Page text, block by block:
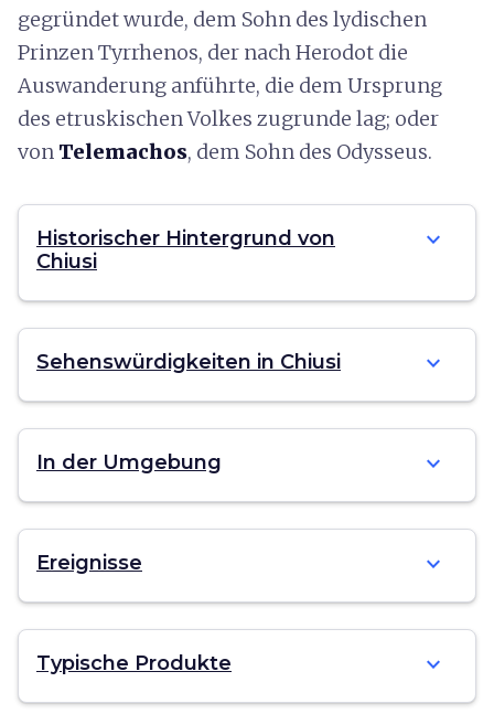
gegründet wurde, dem Sohn des lydischen
Prinzen Tyrrhenos, der nach Herodot die
Auswanderung anführte, die dem Ursprung
des etruskischen Volkes zugrunde lag; oder
von Telemachos, dem Sohn des Odysseus.
Historischer Hintergrund von
Chiusi
expand_more
Sehenswürdigkeiten in Chiusi expand_more
In der Umgebung expand_more
Ereignisse expand_more
Typische Produkte expand_more